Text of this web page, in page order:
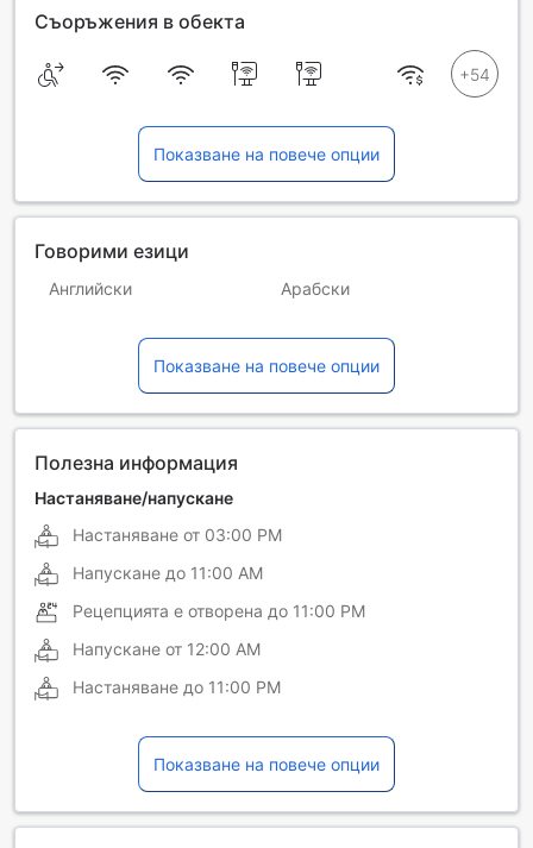
Съоръжения в обекта
Показване на повече опции
Говорими езици
Английски Арабски
Показване на повече опции
Полезна информация
Настаняване/напускане
Настаняване от 03:00 PM
Напускане до 11:00 AM
Рецепцията е отворена до 11:00 PM
Напускане от 12:00 AM
Настаняване до 11:00 PM
Показване на повече опции